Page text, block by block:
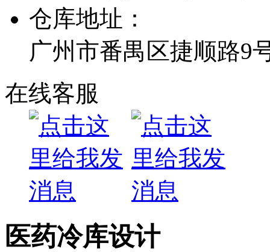
仓库地址：
广州市番禺区捷顺路9
在线客服
医药冷库设计